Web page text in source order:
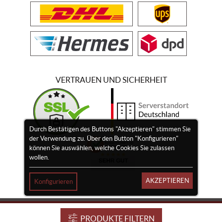
PRODUKTE FILTERN
Durch Bestätigen des Buttons "Akzeptieren" stimmen Sie
der Verwendung zu. Über den Button "Konfigurieren"
können Sie auswählen, welche Cookies Sie zulassen
wollen.
Konfigurieren AKZEPTIEREN
VERTRAUEN UND SICHERHEIT
Widerrufsrecht